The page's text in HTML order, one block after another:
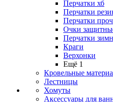
Перчатки хб
Перчатки
Перчатки
Очки
Перчатки
Краги
Верхонки
Ещё 1
Кровельные
Лестницы
Хомуты
Аксессуары для